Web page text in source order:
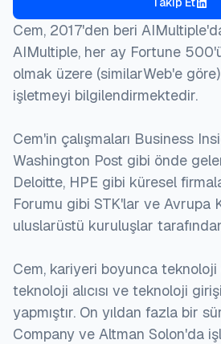
Yeni sistemleri uygulamak,
kesintilere yol açabilir. İyi
hatalarına ve müşteri
olabilir.
Akıllı sayaçlar ve AMI
ihtiyaçları vardır. Zamanla bu
ve yükseltme veya değiştirme
Müşteriler, gizlilik endişeleri,
riskleri veya sadece değişime
akıllı sayaçların
howpublished    =
note   = {AIMultiple.
}
Cem, 2017'den beri
AIMultiple, her ay Fortune
olmak üzere (similarWeb'e
işletmeyi bilgilendirmektedir.
Cem'in çalışmaları Business
Washington Post gibi önde
Deloitte, HPE gibi küresel
Forumu gibi STK'lar ve Avrupa
uluslarüstü kuruluşlar tarafından
Cem, kariyeri boyunca teknoloji
teknoloji alıcısı ve teknoloji
yapmıştır. On yıldan fazla bir
Company ve Altman Solon'da